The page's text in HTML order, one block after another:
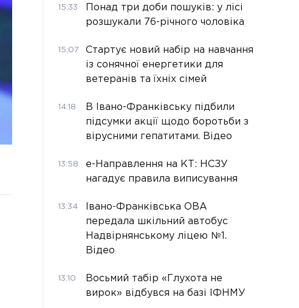
15:33
Понад три доби пошуків: у лісі
розшукали 76-річного чоловіка
15:07
Стартує новий набір на навчання
із сонячної енергетики для
ветеранів та їхніх сімей
14:18
В Івано-Франківську підбили
підсумки акції щодо боротьби з
вірусними гепатитами. Відео
13:58
е-Направлення на КТ: НСЗУ
нагадує правила виписування
13:34
Івано-Франківська ОВА
передала шкільний автобус
Надвірнянському ліцею №1.
Відео
13:10
Восьмий табір «Глухота не
вирок» відбувся на базі ІФНМУ